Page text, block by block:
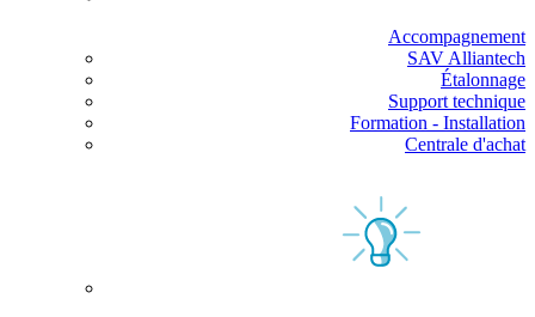
Accompagnement
SAV Alliantech
Étalonnage
Support technique
Formation - Installation
Centrale d'achat